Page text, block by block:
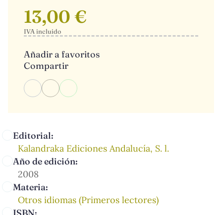
Editorial:
Kalandraka Ediciones Andalucía, S. l.
Año de edición:
2008
Materia:
Otros idiomas (Primeros lectores)
ISBN:
13,00 €
IVA incluido
Añadir a favoritos
Compartir